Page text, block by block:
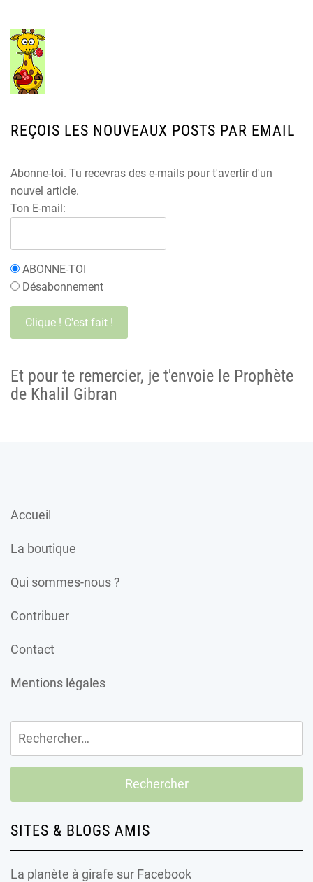
REÇOIS LES NOUVEAUX POSTS PAR EMAIL
Abonne-toi. Tu recevras des e-mails pour t'avertir d'un
nouvel article.
Ton E-mail:
ABONNE-TOI
Désabonnement
Et pour te remercier, je t'envoie le Prophète
de Khalil Gibran
Accueil
La boutique
Qui sommes-nous ?
Contribuer
Contact
Mentions légales
Rechercher :
SITES & BLOGS AMIS
La planète à girafe sur Facebook